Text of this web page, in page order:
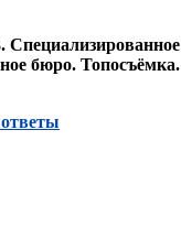
Специализированное
бюро. Топосъёмка.